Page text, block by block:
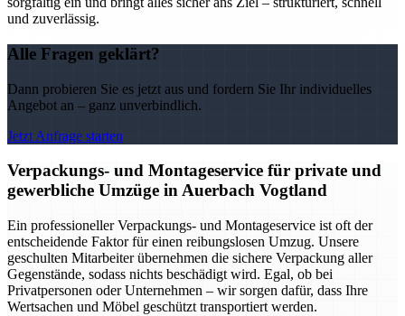
und zuverlässig.
Alle Fragen geklärt?
Dann probieren Sie es jetzt aus und fordern Sie Ihr individuelles
Angebot an – ganz unverbindlich.
Jetzt Anfrage starten
Verpackungs- und Montageservice für private und
gewerbliche Umzüge in Auerbach Vogtland
Ein professioneller Verpackungs- und Montageservice ist oft der
entscheidende Faktor für einen reibungslosen Umzug. Unsere
geschulten Mitarbeiter übernehmen die sichere Verpackung aller
Gegenstände, sodass nichts beschädigt wird. Egal, ob bei
Privatpersonen oder Unternehmen – wir sorgen dafür, dass Ihre
Wertsachen und Möbel geschützt transportiert werden.